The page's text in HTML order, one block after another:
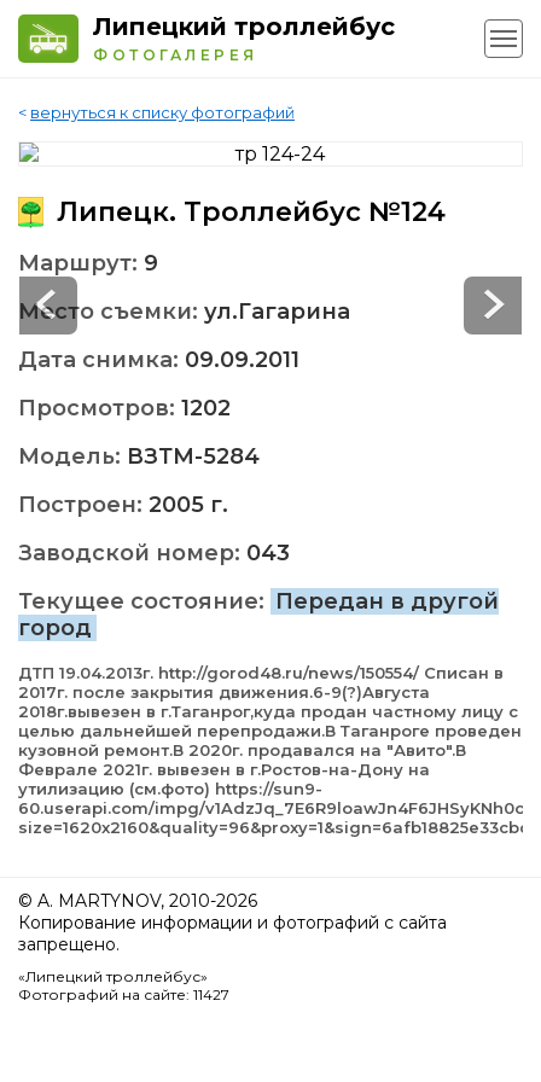
Липецкий троллейбус
ФОТОГАЛЕРЕЯ
< вернуться к списку фотографий
Липецк. Троллейбус №124
Маршрут: 9
Место съемки: ул.Гагарина
Дата снимка: 09.09.2011
Просмотров: 1202
Модель: ВЗТМ-5284
Построен: 2005 г.
Заводской номер: 043
Текущее состояние: Передан в другой
город
ДТП 19.04.2013г. http://gorod48.ru/news/150554/ Списан в
2017г. после закрытия движения.6-9(?)Августа
2018г.вывезен в г.Таганрог,куда продан частному лицу с
целью дальнейшей перепродажи.В Таганроге проведен
кузовной ремонт.В 2020г. продавался на "Авито".В
Феврале 2021г. вывезен в г.Ростов-на-Дону на
утилизацию (см.фото) https://sun9-
60.userapi.com/impg/
© A. MARTYNOV, 2010-2026
Копирование информации и фотографий с сайта
запрещено.
«Липецкий троллейбус»
Фотографий на сайте: 11427